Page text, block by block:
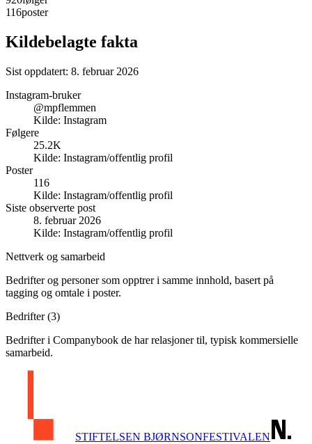
116poster
Kildebelagte fakta
Sist oppdatert: 8. februar 2026
Instagram-bruker
@mpflemmen
Kilde: Instagram
Følgere
25.2K
Kilde: Instagram/offentlig profil
Poster
116
Kilde: Instagram/offentlig profil
Siste observerte post
8. februar 2026
Kilde: Instagram/offentlig profil
Nettverk og samarbeid
Bedrifter og personer som opptrer i samme innhold, basert på
tagging og omtale i poster.
Bedrifter (3)
Bedrifter i Companybook de har relasjoner til, typisk kommersielle
samarbeid.
STIFTELSEN BJØRNSONFESTIVALEN